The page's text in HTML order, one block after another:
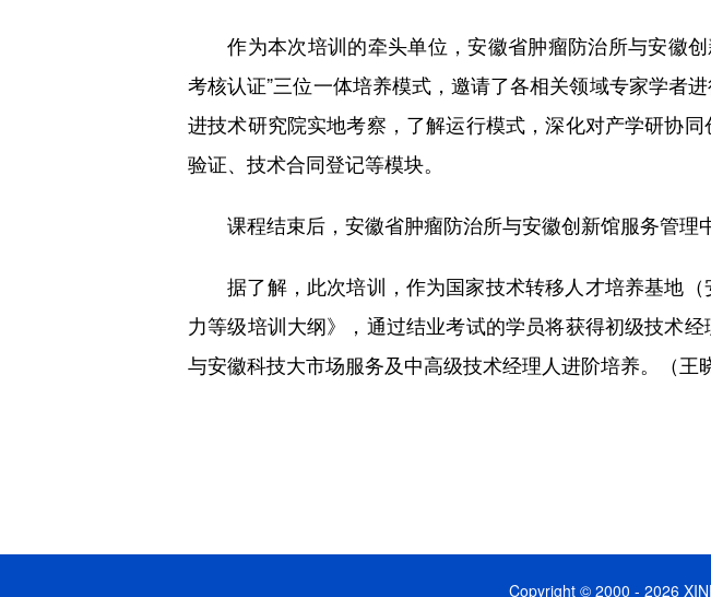
作为本次培训的牵头单位，安徽省肿瘤防治所与安徽创
考核认证”三位一体培养模式，邀请了各相关领域专家学者
进技术研究院实地考察，了解运行模式，深化对产学研协
验证、技术合同登记等模块。
课程结束后，安徽省肿瘤防治所与安徽创新馆服务管理
据了解，此次培训，作为国家技术转移人才培养基地（
力等级培训大纲》，通过结业考试的学员将获得初级技术
与安徽科技大市场服务及中高级技术经理人进阶培养。（王
Copyright © 2000 - 2026